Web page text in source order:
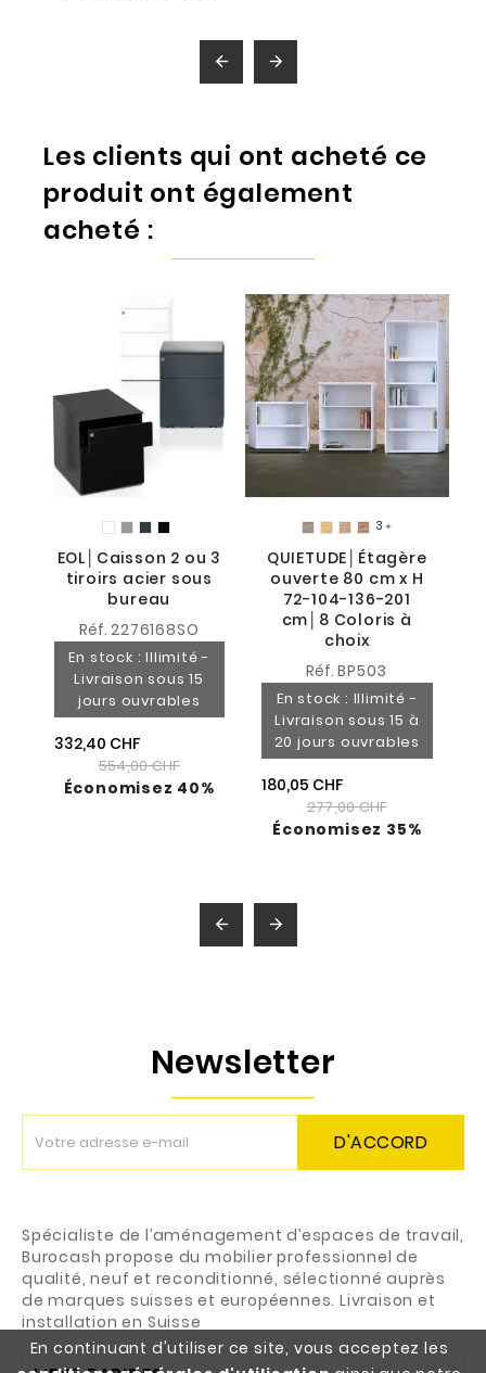
En continuant d'utiliser ce site, vous acceptez les
 
Les clients qui ont acheté ce
produit ont également
acheté :
EOL│Caisson 2 ou 3
tiroirs acier sous
bureau
Réf.2276168SO
En stock : Illimité -
Livraison sous 15
jours ouvrables
332,40 CHF
554,00 CHF
Économisez 40%
3 
QUIETUDE│Étagère
ouverte 80 cm x H
72-104-136-201
cm│8 Coloris à
choix
Réf.BP503
En stock : Illimité -
Livraison sous 15 à
20 jours ouvrables
180,05 CHF
277,00 CHF
Économisez 35%
 
Newsletter
D'ACCORD
Spécialiste de l’aménagement d’espaces de travail,
Burocash propose du mobilier professionnel de
qualité, neuf et reconditionné, sélectionné auprès
de marques suisses et européennes. Livraison et
installation en Suisse